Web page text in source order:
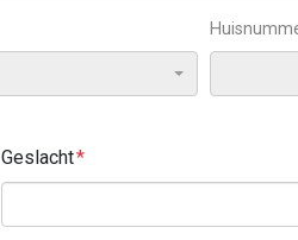
Geslacht